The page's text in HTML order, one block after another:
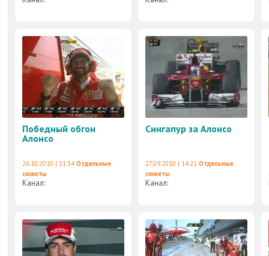
Победный обгон
Алонсо
26.10.2010 | 11:34 Отдельные
сюжеты
Канал:
Сингапур за Алонсо
27.09.2010 | 14:21 Отдельные
сюжеты
Канал: